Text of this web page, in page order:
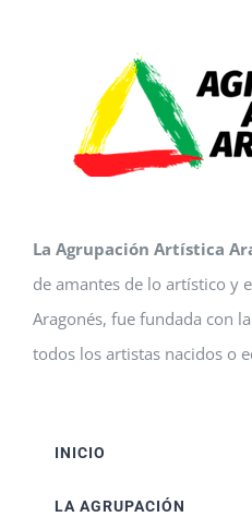
La Agrupación Artística
de amantes de lo artístico y
Aragonés, fue fundada con
todos los artistas nacidos o
INICIO
LA AGRUPACIÓN